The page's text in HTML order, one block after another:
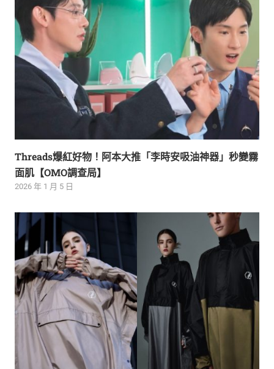
Threads爆紅好物！阿本大推「李時安吸油神器」秒變霧
面肌【OMO調查局】
2026 年 1 月 5 日